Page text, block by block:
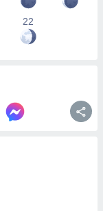
22